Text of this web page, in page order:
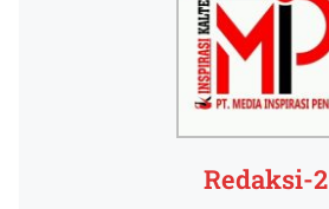
Redaksi-2